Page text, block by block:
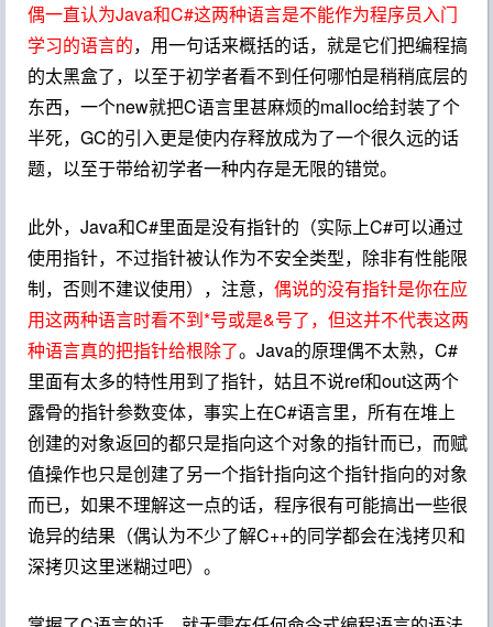
偶一直认为Java和C#这两种语言是不能作为程序员入门
学习的语言的，用一句话来概括的话，就是它们把编程搞
的太黑盒了，以至于初学者看不到任何哪怕是稍稍底层的
东西，一个new就把C语言里甚麻烦的malloc给封装了个
半死，GC的引入更是使内存释放成为了一个很久远的话
题，以至于带给初学者一种内存是无限的错觉。
此外，Java和C#里面是没有指针的（实际上C#可以通过
使用指针，不过指针被认作为不安全类型，除非有性能限
制，否则不建议使用），注意， 偶说的没有指针是你在应
用这两种语言时看不到*号或是&号了， 但这并不代表这两
种语言真的把指针给根除了。Java的原理偶不太熟，C#
里面有太多的特性用到了指针，姑且不说ref和out这两个
露骨的指针参数变体，事实上在C#语言里，所有在堆上
创建的对象返回的都只是指向这个对象的指针而已，而赋
值操作也只是创建了另一个指针指向这个指针指向的对象
而已，如果不理解这一点的话，程序很有可能搞出一些很
诡异的结果（偶认为不少了解C++的同学都会在浅拷贝和
深拷贝这里迷糊过吧）。